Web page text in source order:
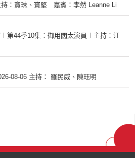
：寶珠、寶堅 嘉賓：李然 Leanne Li
第44季10集：御用闊太演員︱主持：江
08-06 主持： 羅民威、陳珏明